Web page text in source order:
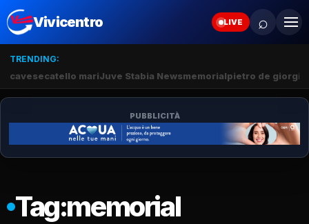
Vivicentro LIVE ⌕
TRENDING:
cavesecatello mariJuve Stabia Newsmemorialpietro de giorgio
PUBBLICITÀ
Tag:memorial